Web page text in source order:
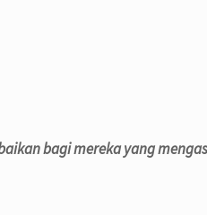
bagi mereka yang